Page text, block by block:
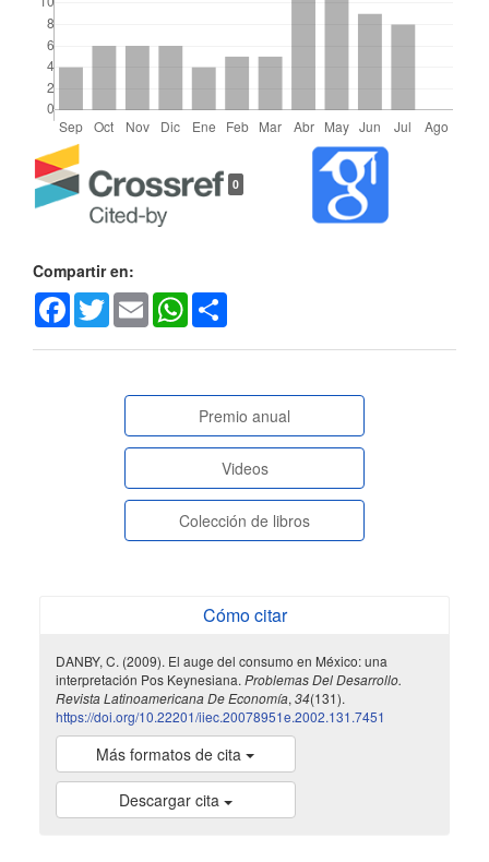
Detalles
del
artículo
0
Compartir en:
Facebook
Twitter Email WhatsApp
paginasespeciales
Premio anual
Videos
Colección de libros
Cómo citar
DANBY, C. (2009). El auge del consumo en México: una
interpretación Pos Keynesiana. Problemas Del Desarrollo.
Revista Latinoamericana De Economía, 34(131).
https://doi.org/10.22201/iiec.20078951e.2002.131.7451
Más formatos de cita
Descargar cita